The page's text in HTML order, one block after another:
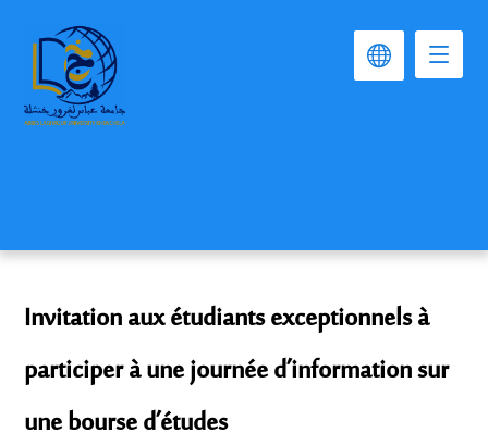
Invitation aux étudiants exceptionnels à
participer à une journée d’information sur
une bourse d’études